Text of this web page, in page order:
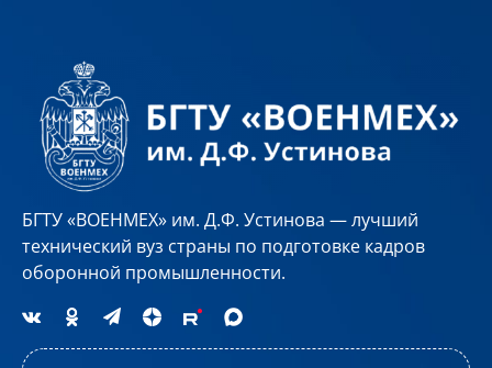
БГТУ «ВОЕНМЕХ» им. Д.Ф. Устинова — лучший
технический вуз страны по подготовке кадров
оборонной промышленности.